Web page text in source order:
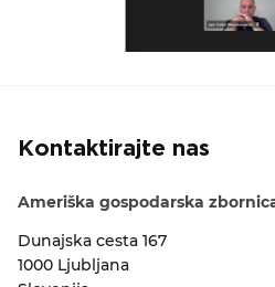
Kontaktirajte nas
Ameriška gospodarska
Dunajska cesta 167
1000 Ljubljana